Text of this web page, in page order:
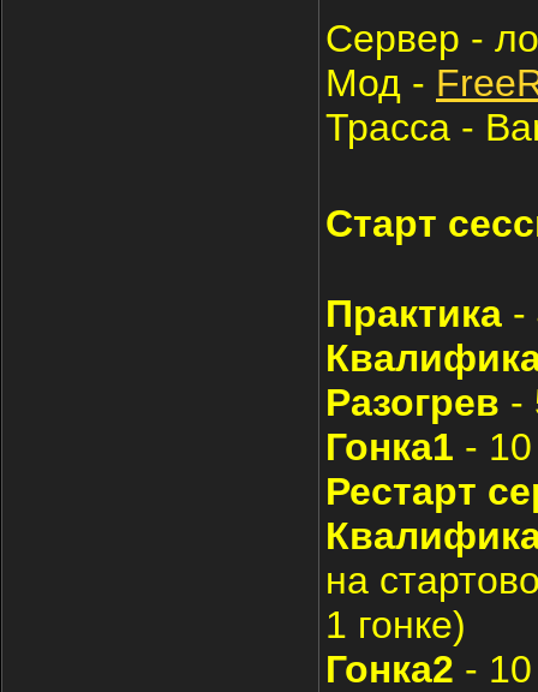
Cервер -
Мод -
Трасса -
Старт
Практика -
Разогрев -
Гонка1 - 10
Рестарт
на
1 гонке)
Гонка2 - 10